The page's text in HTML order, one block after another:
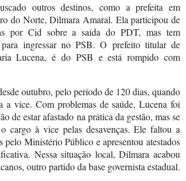
outros destinos, como a prefeita em
do Norte, Dilmara Amaral. Ela participou de
por Cid sobre a saída do PDT, mas tem
ingressar no PSB. O prefeito titular de
Lucena, é do PSB e está rompido com
outubro, pelo período de 120 dias, quando
a vice. Com problemas de saúde, Lucena foi
de estar afastado na prática da gestão, mas se
cargo à vice pelas desavenças. Ele faltou a
pelo Ministério Público e apresentou atestados
Nessa situação local, Dilmara acabou
outro partido da base governista estadual.